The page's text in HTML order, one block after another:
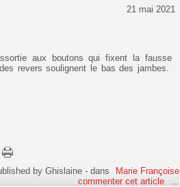
21 mai 2021
aux boutons qui fixent la fausse
revers soulignent le bas des jambes.
by Ghislaine -dans
Marie Françoise
commenter cet article